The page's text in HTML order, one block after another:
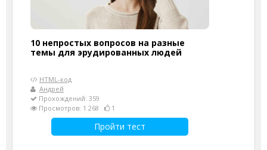
10 непростых вопросов на разные
темы для эрудированных людей
HTML-код
Андрей
Прохождений: 359
Просмотров: 1 268
1
Пройти тест